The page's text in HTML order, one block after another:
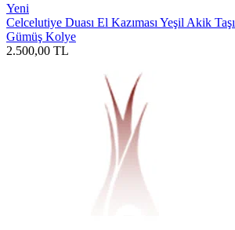
Yeni
Celcelutiye Duası El Kazıması Yeşil Akik Taşı
Gümüş Kolye
2.500,00 TL